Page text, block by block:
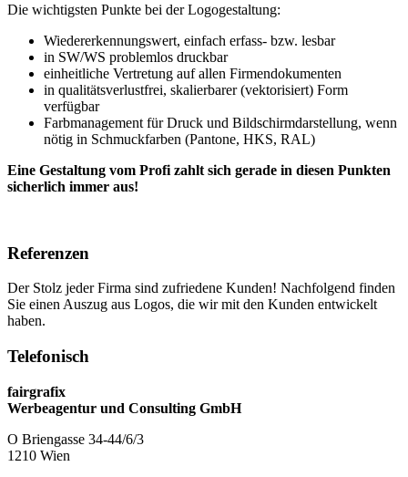
Die wichtigsten Punkte bei der Logogestaltung:
Wiedererkennungswert, einfach erfass- bzw. lesbar
in SW/WS problemlos druckbar
einheitliche Vertretung auf allen Firmendokumenten
in qualitätsverlustfrei, skalierbarer (vektorisiert) Form
verfügbar
Farbmanagement für Druck und Bildschirmdarstellung, wenn
nötig in Schmuckfarben (Pantone, HKS, RAL)
Eine Gestaltung vom Profi zahlt sich gerade in diesen Punkten
sicherlich immer aus!
Referenzen
Der Stolz jeder Firma sind zufriedene Kunden! Nachfolgend finden
Sie einen Auszug aus Logos, die wir mit den Kunden entwickelt
haben.
Telefonisch
fairgrafix
Werbeagentur und Consulting GmbH
O Briengasse 34-44/6/3
1210 Wien